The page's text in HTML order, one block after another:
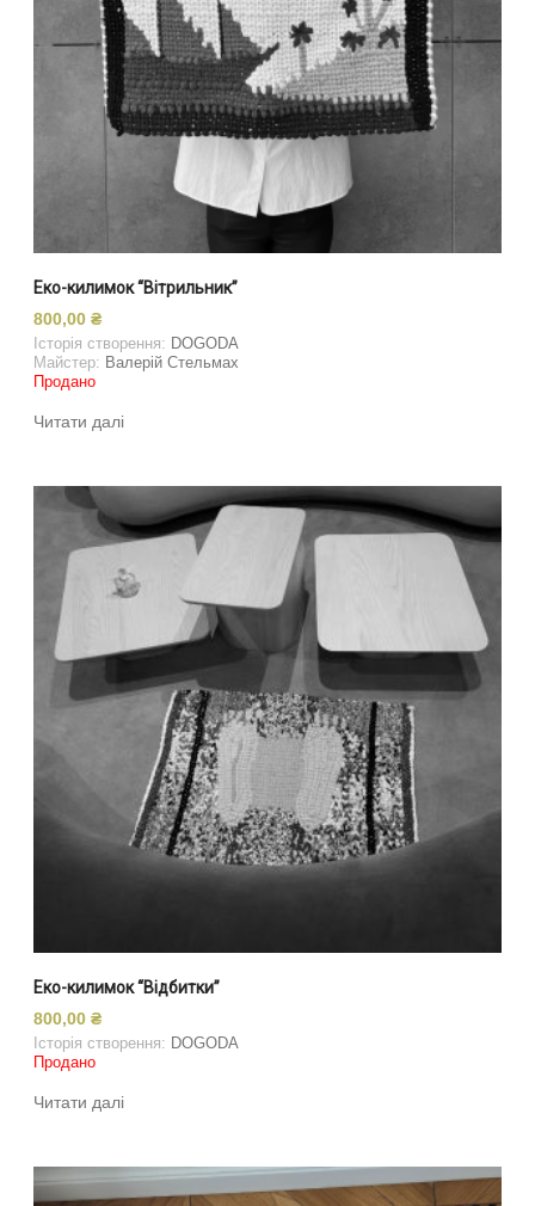
Еко-килимок “Вітрильник”
800,00₴
Історія створення: DOGODA
Майстер: Валерій Стельмах
Продано
Читати далі
Еко-килимок “Відбитки”
800,00₴
Історія створення: DOGODA
Продано
Читати далі